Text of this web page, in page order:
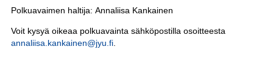
Polkuavaimen haltija: Annaliisa Kankainen
Voit kysyä oikeaa polkuavainta sähköpostilla osoitteesta
annaliisa.kankainen@jyu.fi.